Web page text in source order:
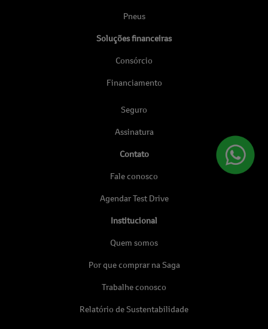
Pneus
Soluções financeiras
Consórcio
Financiamento
Seguro
Assinatura
Contato
Fale conosco
Agendar Test Drive
Institucional
Quem somos
Por que comprar na Saga
Trabalhe conosco
Relatório de Sustentabilidade